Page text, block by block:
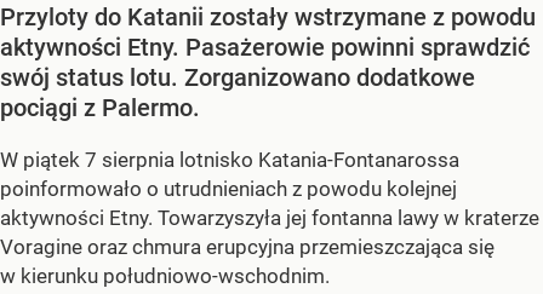
Przyloty do Katanii zostały wstrzymane z powodu
aktywności Etny. Pasażerowie powinni sprawdzić
swój status lotu. Zorganizowano dodatkowe
pociągi z Palermo.
W piątek 7 sierpnia lotnisko Katania-Fontanarossa
poinformowało o utrudnieniach z powodu kolejnej
aktywności Etny. Towarzyszyła jej fontanna lawy w kraterze
Voragine oraz chmura erupcyjna przemieszczająca się
w kierunku południowo-wschodnim.